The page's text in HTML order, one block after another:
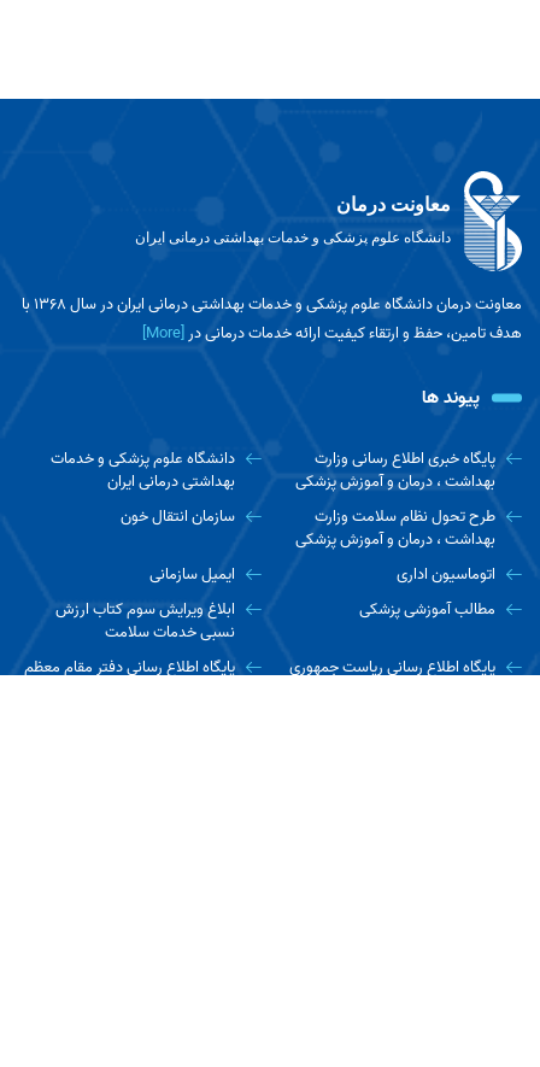
معاونت درمان
دانشگاه علوم پزشکی و خدمات بهداشتی درمانی ایران
معاونت درمان دانشگاه علوم پزشکی و خدمات بهداشتی درمانی ایران در سال 1368 با
هدف تامین، حفظ و ارتقاء کیفیت ارائه خدمات درمانی در [More]
پیوند ها
پایگاه خبری اطلاع رسانی وزارت
بهداشت ، درمان و آموزش پزشکی
دانشگاه علوم پزشکی و خدمات
بهداشتی درمانی ایران
طرح تحول نظام سلامت وزارت
بهداشت ، درمان و آموزش پزشکی
سازمان انتقال خون
اتوماسیون اداری
ایمیل سازمانی
مطالب آموزشی پزشکی
ابلاغ ویرایش سوم کتاب ارزش
نسبی خدمات سلامت
پایگاه اطلاع رسانی ریاست جمهوری
پایگاه اطلاع رسانی دفتر مقام معظم